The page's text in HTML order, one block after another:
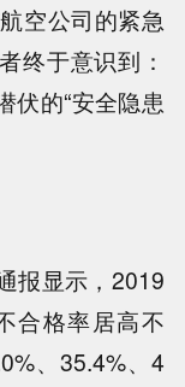
空公司的紧急
终于意识到：
伏的“安全隐患
报显示， 2019
合格率居高不
、35.4%、4